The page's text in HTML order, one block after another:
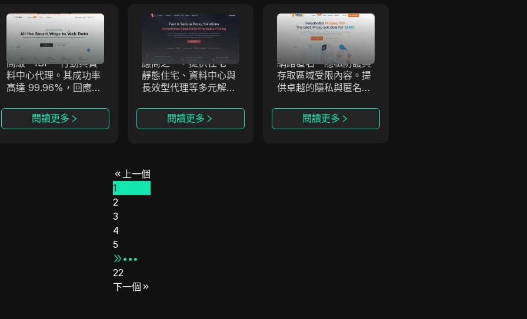
Antsdata
Antsdata
Antsdata 提供先進的
代理服務，包括住宅、
高級、ISP、行動與資
料中心代理。其成功率
高達 99.96%，回應速
尖。
閱讀更多
OmegaProxy
OmegaProxy
OmegaProxy 是全球
表現最佳的代理服務供
應商之一，提供住宅、
靜態住宅、資料中心與
長效型代理等多元解決
閱讀更多
NetProxy
NetProxy
NetProxy 是一項代理
服務，可協助用戶實現
網路匿名、隱私防護與
存取區域受限內容。提
供卓越的隱私與匿名上
閱讀更多
上一個
1
2
3
4
5
•••
22
下一個